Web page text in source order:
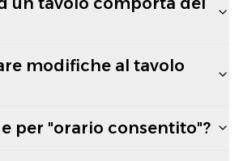
modifiche al tavolo
per "orario consentito"?